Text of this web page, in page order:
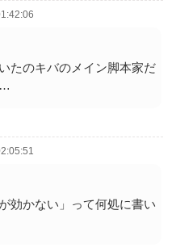
たのキバのメイン脚本家だ
効かない」って何処に書い